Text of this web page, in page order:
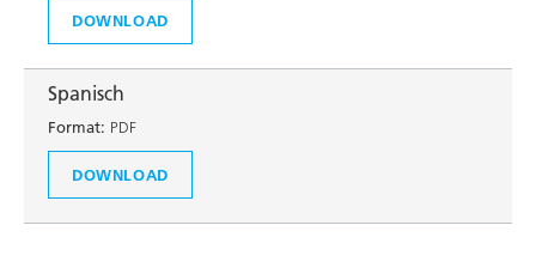
DOWNLOAD
Spanisch
Format: PDF
DOWNLOAD